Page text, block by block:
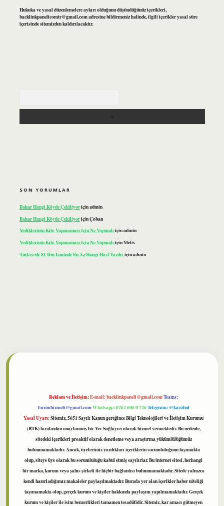
Hukuka ve yasal düzenlemelere aykırı olduğunu düşündüğünüz içerikleri,
backlinkpanelicomtr@gmail.comadresine bildirmeniz halinde, ilgili içerikler yasal süre
içerisinde sitemizden kaldırılacaktır.
SON YORUMLAR
Bahar Hangi Köyde Çekiliyoriçinadmin
Bahar Hangi Köyde ÇekiliyoriçinÇoban
Yediklerinin Kilo Yapmaması Için Ne Yapmalıiçinadmin
Yediklerinin Kilo Yapmaması Için Ne YapmalıiçinMelis
Türkiyede 81 Ilin Isminde En Az Hangi Harf Vardıriçinadmin
Reklam ve İletişim:E-mail:backlinkpaneli@gmail.comTeams:
forumhizmeti@gmail.comWhatsapp: 0262 606 0 726Telegram: @karabul
Yasal Uyarı:Sitemiz, 5651 Sayılı Kanun gereğince Bilgi Teknolojileri ve İletişim Kurumu
(BTK) tarafından onaylanmış bir Yer Sağlayıcı olarak hizmet vermektedir. Bu nedenle,
sitedeki içerikleri proaktif olarak denetleme veya araştırma yükümlülüğümüz
bulunmamaktadır. Ancak, üyelerimiz yazdıkları içeriklerin sorumluluğunu taşımakta
olup, siteye üye olarak bu sorumluluğu kabul etmiş sayılırlar. Bu internet sitesi, herhangi
bir marka, kurum veya şahıs şirketi ile hiçbir bağlantısı bulunmamaktadır. Sitede yalnızca
kendi hazırladığımız makaleler paylaşılmaktadır. Burada yer alan içerikler haber niteliği
taşımamakta olup, gerçek kurum ve kişiler hakkında paylaşım yapılmamaktadır. Gerçek
kurum ve kişiler ile isim benzerlikleri tamamen tesadüfidir. Sitemiz, kar amacı gütmeyen